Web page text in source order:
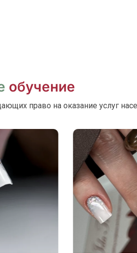
обучение
право на оказание услуг